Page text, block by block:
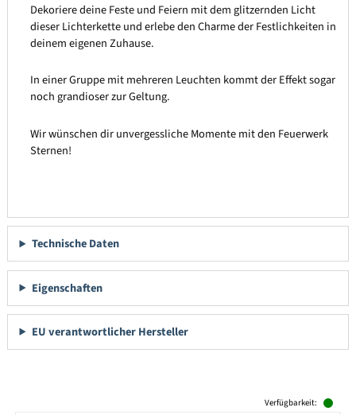
Dekoriere deine Feste und Feiern mit dem glitzernden Licht
dieser Lichterkette und erlebe den Charme der Festlichkeiten in
deinem eigenen Zuhause.
In einer Gruppe mit mehreren Leuchten kommt der Effekt sogar
noch grandioser zur Geltung.
Wir wünschen dir unvergessliche Momente mit den Feuerwerk
Sternen!
Technische Daten
Eigenschaften
EU verantwortlicher Hersteller
Verfügbarkeit: